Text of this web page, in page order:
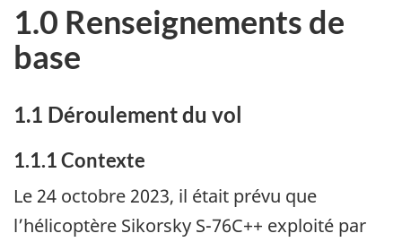
1.0 Renseignements de
base
1.1 Déroulement du vol
1.1.1Contexte
Le 24 octobre 2023, il était prévu que
l’hélicoptère Sikorsky S-76C++ exploité par